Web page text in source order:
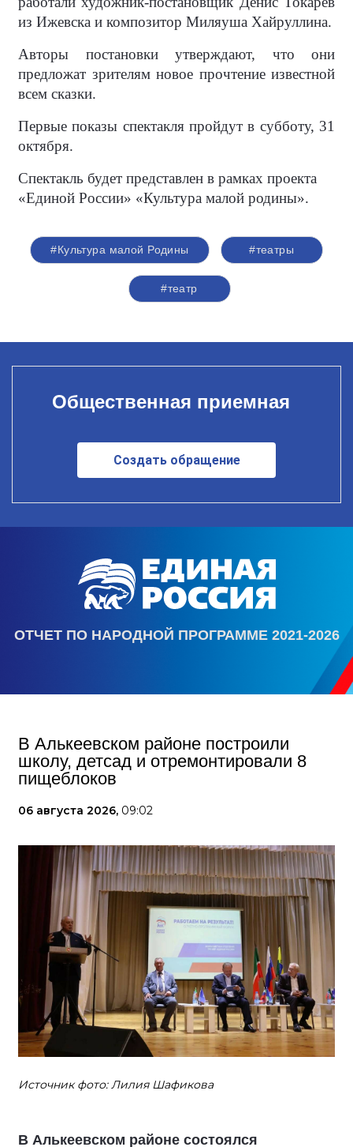
из Ижевска и композитор Миляуша Хайруллина.
Авторы постановки утверждают, что они
предложат зрителям новое прочтение известной
всем сказки.
Первые показы спектакля пройдут в субботу, 31
октября.
Спектакль будет представлен в рамках проекта
«Единой России» «Культура малой родины».
#Культура малой Родины #театры
#театр
Общественная приемная
Создать обращение
ОТЧЕТ ПО НАРОДНОЙ ПРОГРАММЕ 2021-2026
В Алькеевском районе построили
школу, детсад и отремонтировали 8
пищеблоков
06 августа 2026, 09:02
Источник фото: Лилия Шафикова
В Алькеевском районе состоялся